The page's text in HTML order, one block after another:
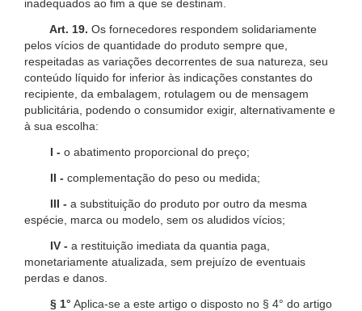
inadequados ao fim a que se destinam.
Art. 19. Os fornecedores respondem solidariamente
pelos vícios de quantidade do produto sempre que,
respeitadas as variações decorrentes de sua natureza, seu
conteúdo líquido for inferior às indicações constantes do
recipiente, da embalagem, rotulagem ou de mensagem
publicitária, podendo o consumidor exigir, alternativamente e
à sua escolha:
I - o abatimento proporcional do preço;
II - complementação do peso ou medida;
III - a substituição do produto por outro da mesma
espécie, marca ou modelo, sem os aludidos vícios;
IV - a restituição imediata da quantia paga,
monetariamente atualizada, sem prejuízo de eventuais
perdas e danos.
§ 1° Aplica-se a este artigo o disposto no § 4° do artigo